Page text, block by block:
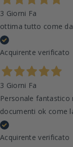
3 Giorni Fa
ottima tutto come
Acquirente verificato
3 Giorni Fa
Personale
documenti ok come
Acquirente verificato